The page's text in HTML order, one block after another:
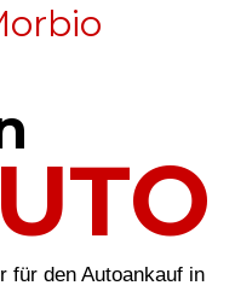
für den Autoankauf in